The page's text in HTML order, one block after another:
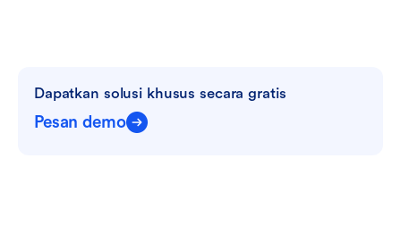
Dapatkan solusi khusus secara gratis
Pesan demo